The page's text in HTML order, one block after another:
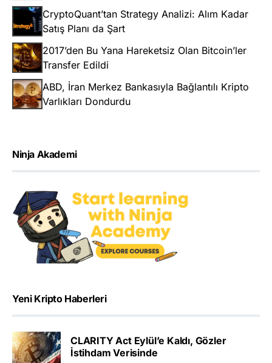
CryptoQuant’tan Strategy Analizi: Alım Kadar
Satış Planı da Şart
2017’den Bu Yana Hareketsiz Olan Bitcoin’ler
Transfer Edildi
ABD, İran Merkez Bankasıyla Bağlantılı Kripto
Varlıkları Dondurdu
Ninja Akademi
Yeni Kripto Haberleri
CLARITY Act Eylül’e Kaldı, Gözler
İstihdam Verisinde